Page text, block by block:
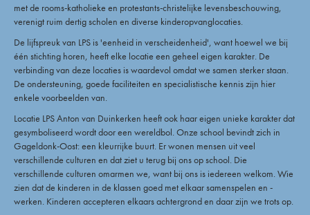
met de rooms-katholieke en protestants-christelijke levensbeschouwing,
verenigt ruim dertig scholen en diverse kinderopvanglocaties.
De lijfspreuk van LPS is 'eenheid in verscheidenheid', want hoewel we bij
één stichting horen, heeft elke locatie een geheel eigen karakter. De
verbinding van deze locaties is waardevol omdat we samen sterker staan.
De ondersteuning, goede faciliteiten en specialistische kennis zijn hier
enkele voorbeelden van.
Locatie LPS Anton van Duinkerken heeft ook haar eigen unieke karakter dat
gesymboliseerd wordt door een wereldbol. Onze school bevindt zich in
Gageldonk-Oost: een kleurrijke buurt. Er wonen mensen uit veel
verschillende culturen en dat ziet u terug bij ons op school. Die
verschillende culturen omarmen we, want bij ons is iedereen welkom. Wie
zien dat de kinderen in de klassen goed met elkaar samenspelen en -
werken. Kinderen accepteren elkaars achtergrond en daar zijn we trots op.